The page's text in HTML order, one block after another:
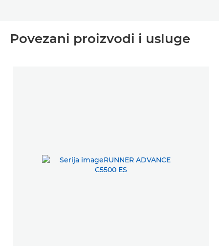
Povezani proizvodi i usluge